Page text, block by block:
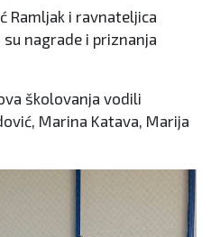
Ramljak i ravnateljica
nagrade i priznanja
školovanja vodili
Marina Katava, Marija